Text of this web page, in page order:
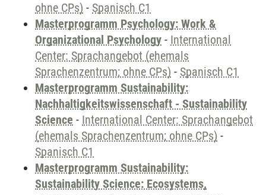
ohne CPs) - Spanisch C1
Masterprogramm Psychology: Work &
Organizational Psychology - International
Center: Sprachangebot (ehemals
Sprachenzentrum; ohne CPs) - Spanisch C1
Masterprogramm Sustainability:
Nachhaltigkeitswissenschaft - Sustainability
Science - International Center: Sprachangebot
(ehemals Sprachenzentrum; ohne CPs) -
Spanisch C1
Masterprogramm Sustainability:
Sustainability Science: Ecosystems,